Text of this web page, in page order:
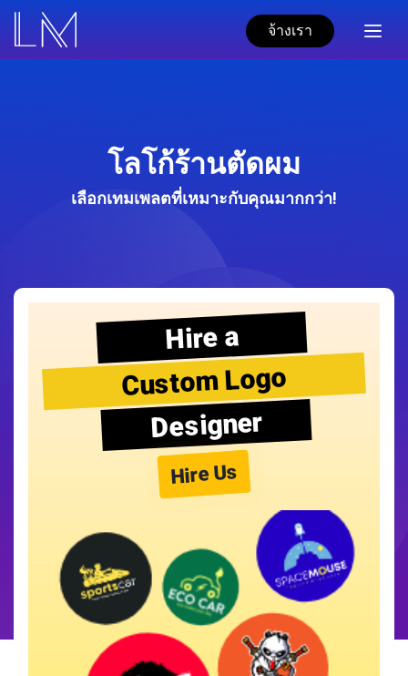
จ้างเรา
โลโก้ร้านตัดผม
เลือกเทมเพลตที่เหมาะกับคุณมากกว่า!
Hire a
Custom Logo
Designer
Hire Us